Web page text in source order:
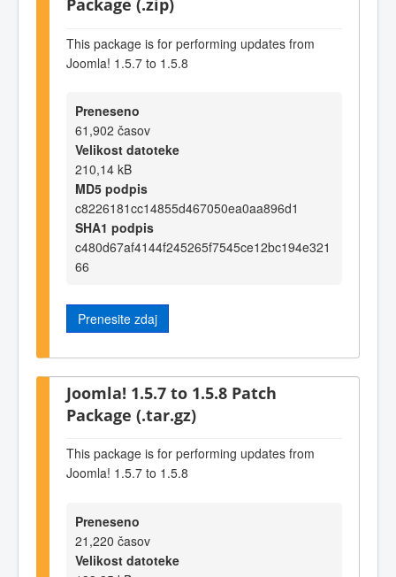
This package is for performing updates from
Joomla! 1.5.7 to 1.5.8
Preneseno
61,902 časov
Velikost datoteke
210,14 kB
MD5 podpis
c8226181cc14855d467050ea0aa896d1
SHA1 podpis
c480d67af4144f245265f7545ce12bc194e321
66
Prenesite zdaj
Joomla! 1.5.7 to 1.5.8 Patch
Package (.tar.gz)
This package is for performing updates from
Joomla! 1.5.7 to 1.5.8
Preneseno
21,220 časov
Velikost datoteke